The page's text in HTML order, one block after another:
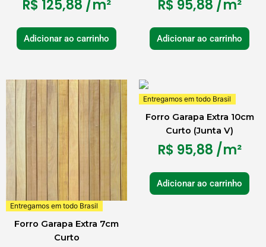
R$ 125,88 /m²
Adicionar ao carrinho
R$ 95,88 /m²
Adicionar ao carrinho
Entregamos em todo Brasil
Forro Garapa Extra 7cm
Curto
Entregamos em todo Brasil
Forro Garapa Extra 10cm
Curto (Junta V)
R$ 95,88 /m²
Adicionar ao carrinho